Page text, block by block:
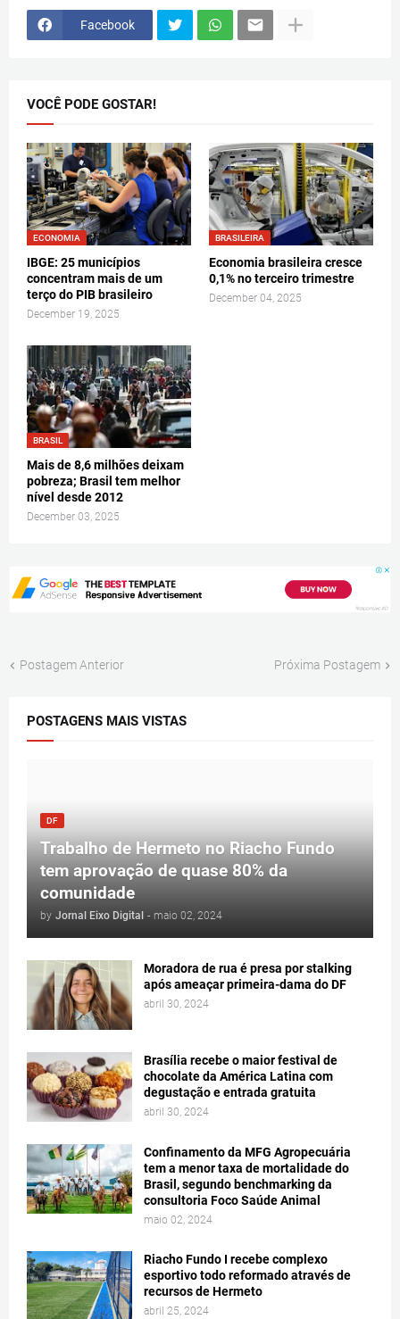
Facebook
VOCÊ PODE GOSTAR!
ECONOMIA
IBGE: 25 municípios
concentram mais de um
terço do PIB brasileiro
December 19, 2025
BRASILEIRA
Economia brasileira cresce
0,1% no terceiro trimestre
December 04, 2025
BRASIL
Mais de 8,6 milhões deixam
pobreza; Brasil tem melhor
nível desde 2012
December 03, 2025
Postagem Anterior Próxima Postagem
POSTAGENS MAIS VISTAS
DF
Trabalho de Hermeto no Riacho Fundo
tem aprovação de quase 80% da
comunidade
by Jornal Eixo Digital - maio 02, 2024
Moradora de rua é presa por stalking
após ameaçar primeira-dama do DF
abril 30, 2024
Brasília recebe o maior festival de
chocolate da América Latina com
degustação e entrada gratuita
abril 30, 2024
Confinamento da MFG Agropecuária
tem a menor taxa de mortalidade do
Brasil, segundo benchmarking da
consultoria Foco Saúde Animal
maio 02, 2024
Riacho Fundo I recebe complexo
esportivo todo reformado através de
recursos de Hermeto
abril 25, 2024